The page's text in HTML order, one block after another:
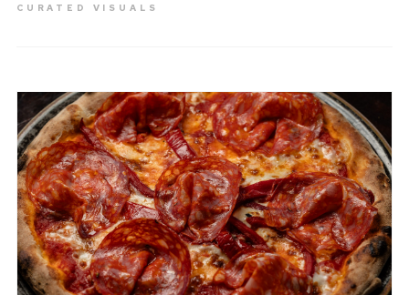
CURATED VISUALS